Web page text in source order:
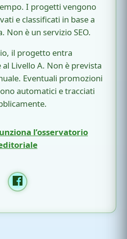
I progetti vengono
e classificati in base a
Non è un servizio SEO.
il progetto entra
Livello A. Non è prevista
Eventuali promozioni
automatici e tracciati
l’osservatorio